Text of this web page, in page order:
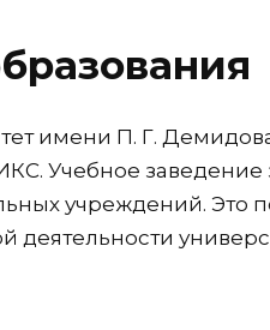
имени П. Г.
Учебное заведение
учреждений. Это
деятельности